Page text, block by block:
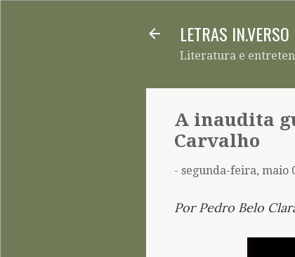
LETRAS IN.VERSO
Literatura e
A inaudita
Carvalho
- segunda-feira, maio
Por Pedro Belo